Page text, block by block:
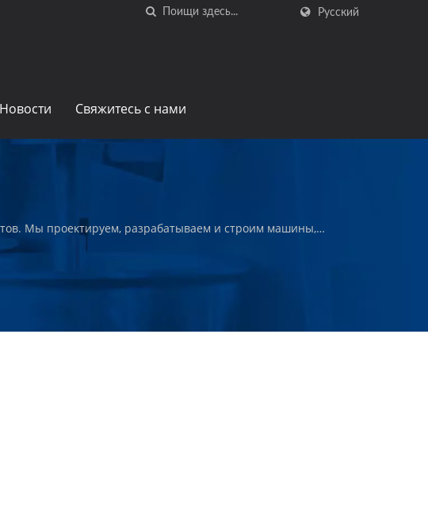
Русский
Новости Свяжитесь с нами
Мы проектируем, разрабатываем и строим машины,
запеченные и жареные закуски и другие качественные